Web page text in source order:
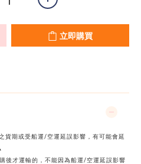
立即購買
貨期或受船運/空運延誤影響，有可能會延
後才運輸的，不能因為船運/空運延誤影響